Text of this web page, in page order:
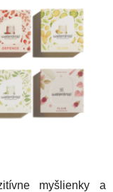
myšlienky a